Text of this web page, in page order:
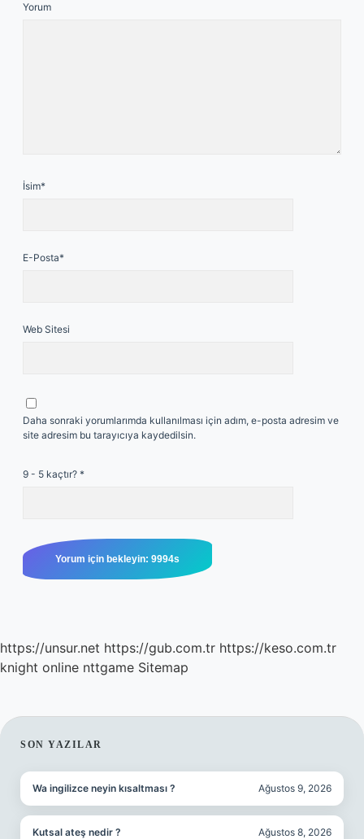
Yorum
İsim*
E-Posta*
Web Sitesi
Daha sonraki yorumlarımda kullanılması için adım, e-posta adresim ve
site adresim bu tarayıcıya kaydedilsin.
9 - 5 kaçtır? *
https://unsur.net https://gub.com.tr https://keso.com.tr
knight online nttgame Sitemap
SIDEBAR
SON YAZILAR
Wa ingilizce neyin kısaltması ? Ağustos 9, 2026
Kutsal ateş nedir ? Ağustos 8, 2026